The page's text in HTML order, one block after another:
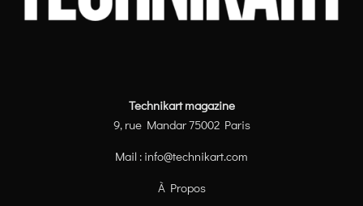
Technikart magazine
9, rue Mandar 75002 Paris
Mail : info@technikart.com
À Propos